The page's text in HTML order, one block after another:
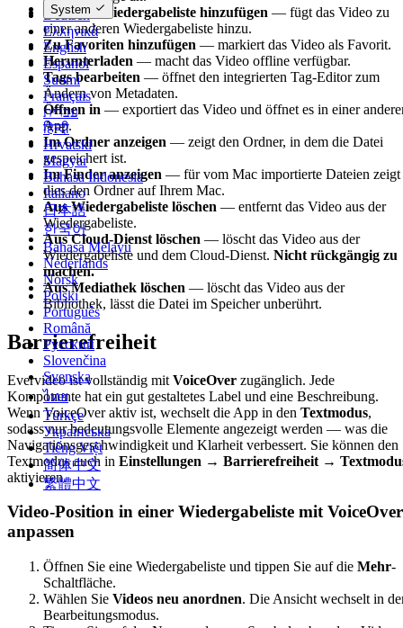
Deutsch
Ελληνικά
English
Español
Suomi
Français
עברית
हिन्दी
Hrvatski
Magyar
Bahasa Indonesia
Italiano
日本語
한국어
Bahasa Melayu
Nederlands
Norsk
Polski
Português
Română
Русский
Slovenčina
Svenska
ไทย
Türkçe
Українська
Tiếng Việt
简体中文
繁體中文
System
Zu einer Wiedergabeliste hinzufügen — fügt das Video zu
einer anderen Wiedergabeliste hinzu.
Zu Favoriten hinzufügen — markiert das Video als Favorit.
Herunterladen — macht das Video offline verfügbar.
Tags bearbeiten — öffnet den integrierten Tag-Editor zum
Ändern von Metadaten.
Öffnen in — exportiert das Video und öffnet es in einer
App.
Im Ordner anzeigen — zeigt den Ordner, in dem die Datei
gespeichert ist.
Im Finder anzeigen — für vom Mac importierte Dateien zeigt
dies den Ordner auf Ihrem Mac.
Aus Wiedergabeliste löschen — entfernt das Video aus der
Wiedergabeliste.
Aus Cloud-Dienst löschen — löscht das Video aus der
Wiedergabeliste und dem Cloud-Dienst. Nicht rückgängig zu
machen.
Aus Mediathek löschen — löscht das Video aus der
Bibliothek, lässt die Datei im Speicher unberührt.
Barrierefreiheit
Evervideo ist vollständig mit VoiceOver zugänglich. Jede
Komponente hat ein gut gestaltetes Label und eine Beschreibung.
Wenn VoiceOver aktiv ist, wechselt die App in den Textmodus,
sodass nur bedeutungsvolle Elemente angezeigt werden — was die
Navigationsgeschwindigkeit und Klarheit verbessert. Sie können den
Textmodus auch in Einstellungen → Barrierefreiheit →
aktivieren.
Video-Position in einer Wiedergabeliste mit VoiceOver
anpassen
Öffnen Sie eine Wiedergabeliste und tippen Sie auf die Mehr-
Schaltfläche.
Wählen Sie Videos neu anordnen. Die Ansicht wechselt in
Bearbeitungsmodus.